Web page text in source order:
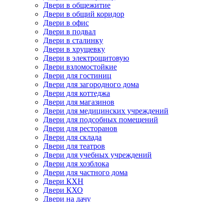
Двери в общежитие
Двери в общий коридор
Двери в офис
Двери в подвал
Двери в сталинку
Двери в хрущевку
Двери в электрощитовую
Двери взломостойкие
Двери для гостиниц
Двери для загородного дома
Двери для коттеджа
Двери для магазинов
Двери для медицинских учреждений
Двери для подсобных помещений
Двери для ресторанов
Двери для склада
Двери для театров
Двери для учебных учреждений
Двери для хозблока
Двери для частного дома
Двери КХН
Двери КХО
Двери на дачу